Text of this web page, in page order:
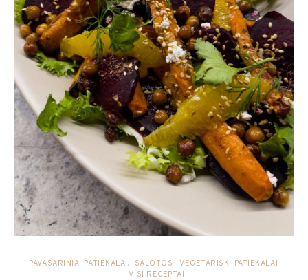
PAVASARINIAI PATIEKALAI SALOTOS
VEGETARIŠKI PATIEKALAI
VISI RECEPTAI